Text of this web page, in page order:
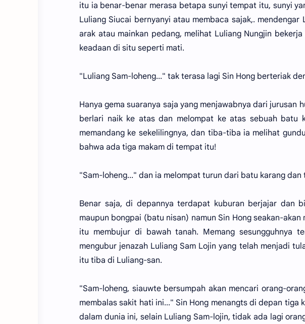
itu ia benar-benar merasa betapa sunyi tempat itu, sunyi
Luliang Siucai bernyanyi atau membaca sajak,.
arak atau mainkan pedang, melihat Luliang Nungjin
keadaan di situ seperti mati.
"Luliang Sam-loheng..." tak terasa lagi Sin Hong berteriak
Hanya gema suaranya saja yang menjawabnya dari jurusan
berlari naik ke atas dan melompat ke atas sebuah batu
memandang ke sekelilingnya, dan tiba-tiba ia melihat
bahwa ada tiga makam di tempat itu!
"Sam-loheng..." dan ia melompat turun dari batu karang
Benar saja, di depannya terdapat kuburan berjajar dan
maupun bongpai (batu nisan) namun Sin Hong seakan-
itu membujur di bawah tanah. Memang sesungguhnya
mengubur jenazah Luliang Sam Lojin yang telah menjadi
itu tiba di Luliang-san.
"Sam-loheng, siauwte bersumpah akan mencari orang-
membalas sakit hati ini..." Sin Hong menangts di depan tiga
dalam dunia ini, selain Luliang Sam-lojin, tidak ada lagi